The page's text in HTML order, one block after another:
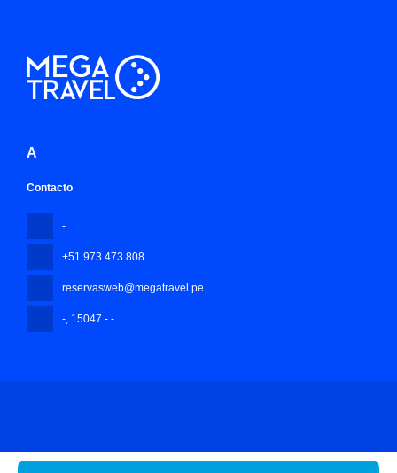
A
Contacto
-
+51 973 473 808
reservasweb@megatravel.pe
- , 15047 - -